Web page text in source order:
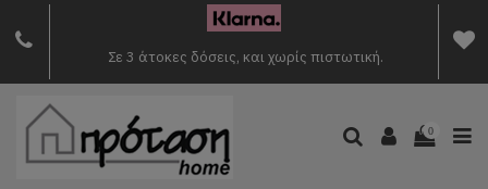
Σε 3 άτοκες δόσεις, και χωρίς πιστωτική.
0